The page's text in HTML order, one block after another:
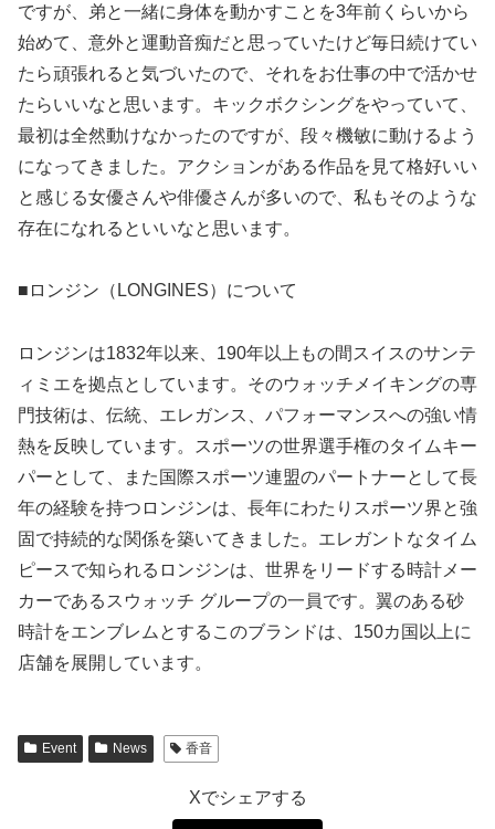
ですが、弟と一緒に身体を動かすことを3年前くらいから
始めて、意外と運動音痴だと思っていたけど毎日続けてい
たら頑張れると気づいたので、それをお仕事の中で活かせ
たらいいなと思います。キックボクシングをやっていて、
最初は全然動けなかったのですが、段々機敏に動けるよう
になってきました。アクションがある作品を見て格好いい
と感じる女優さんや俳優さんが多いので、私もそのような
存在になれるといいなと思います。
■ロンジン（LONGINES）について
ロンジンは1832年以来、190年以上もの間スイスのサンテ
ィミエを拠点としています。そのウォッチメイキングの専
門技術は、伝統、エレガンス、パフォーマンスへの強い情
熱を反映しています。スポーツの世界選手権のタイムキー
パーとして、また国際スポーツ連盟のパートナーとして長
年の経験を持つロンジンは、長年にわたりスポーツ界と強
固で持続的な関係を築いてきました。エレガントなタイム
ピースで知られるロンジンは、世界をリードする時計メー
カーであるスウォッチ グループの一員です。翼のある砂
時計をエンブレムとするこのブランドは、150カ国以上に
店舗を展開しています。
Event News 香音
Xでシェアする